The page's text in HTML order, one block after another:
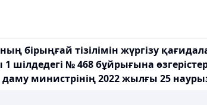
тізілімін жүргізу
№ 468 бұйрығына
министрінің 2022 жылғы 25